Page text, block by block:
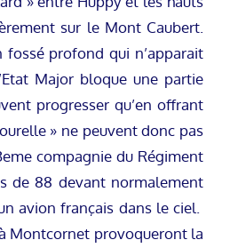
sur le Mont Caubert.
fossé profond qui n’apparait
Major bloque une partie
progresser qu’en offrant
» ne peuvent donc pas
compagnie du Régiment
de 88 devant normalement
avion français dans le ciel.
Montcornet provoqueront la